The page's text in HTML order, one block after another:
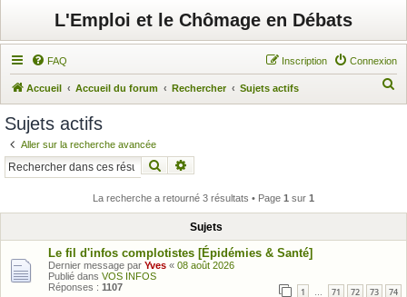
L'Emploi et le Chômage en Débats
FAQ Connexion
Inscription
Accueil Accueil du forum Rechercher Sujets actifs
h
r
Sujets actifs
Aller sur la recherche avancée
Rechercher
La recherche a retourné 3 résultats • Page 1 sur 1
Sujets
Le fil d'infos complotistes [Épidémies & Santé]
Dernier message par Yves « 08 août 2026
Publié dans VOS INFOS
Réponses : 1107 1 71 72 73 74